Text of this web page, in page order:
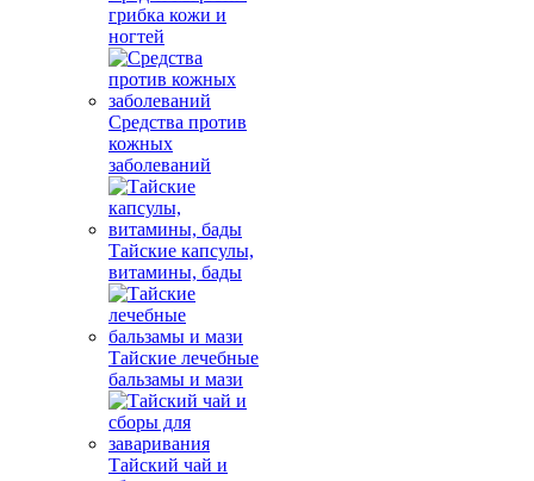
грибка кожи и
ногтей
Средства против
кожных
заболеваний
Тайские капсулы,
витамины, бады
Тайские лечебные
бальзамы и мази
Тайский чай и